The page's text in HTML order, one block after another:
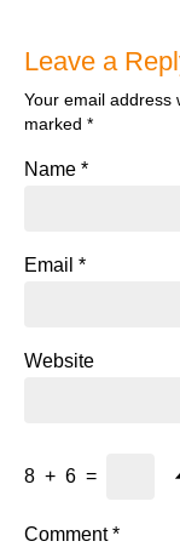
Leave a
Your email address
marked *
Name *
Email *
Website
8 + 6 =
Comment*